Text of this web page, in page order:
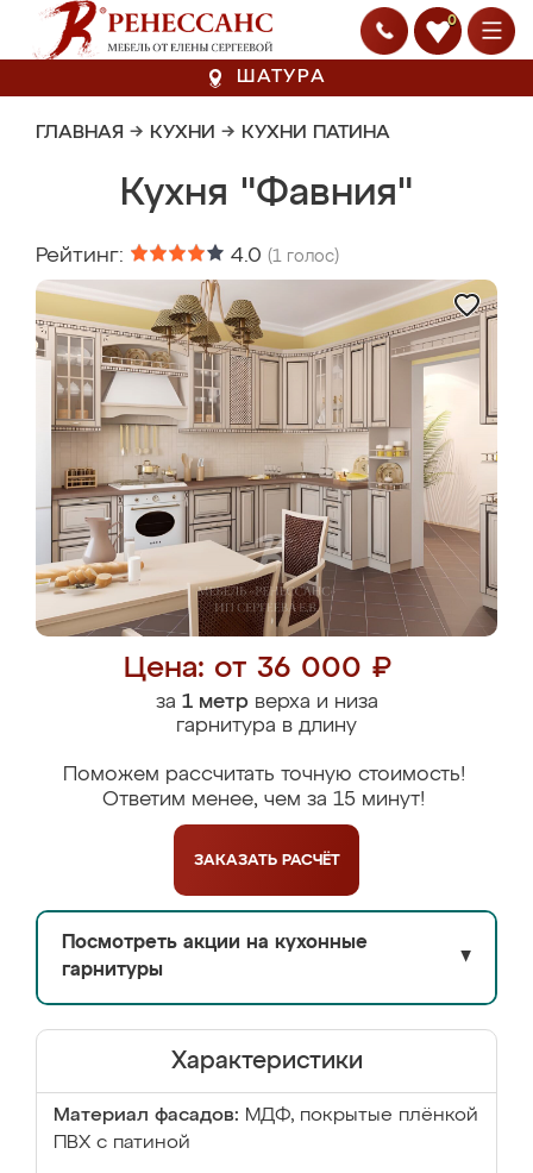
0
ШАТУРА
ГЛАВНАЯ → КУХНИ → КУХНИ ПАТИНА
Кухня "Фавния"
Рейтинг: 4.0 (1 голос)
Цена: от 36 000 ₽
за 1 метрверха и низа
гарнитура в длину
Поможем рассчитать точную стоимость!
Ответим менее, чем за 15 минут!
ЗАКАЗАТЬ РАСЧЁТ
Посмотреть акции на кухонные
гарнитуры
▼
Характеристики
Материал фасадов: МДФ, покрытые плёнкой
ПВХ с патиной